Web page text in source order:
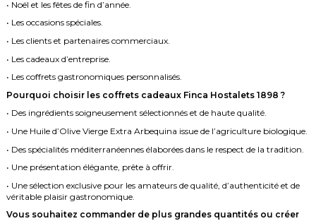
• Noël et les fêtes de fin d’année.
• Les occasions spéciales.
• Les clients et partenaires commerciaux.
• Les cadeaux d’entreprise.
• Les coffrets gastronomiques personnalisés.
Pourquoi choisir les coffrets cadeaux Finca Hostalets 1898 ?
• Des ingrédients soigneusement sélectionnés et de haute qualité.
• Une Huile d’Olive Vierge Extra Arbequina issue de l’agriculture biologique.
• Des spécialités méditerranéennes élaborées dans le respect de la tradition.
• Une présentation élégante, prête à offrir.
• Une sélection exclusive pour les amateurs de qualité, d’authenticité et de
véritable plaisir gastronomique.
Vous souhaitez commander de plus grandes quantités ou créer